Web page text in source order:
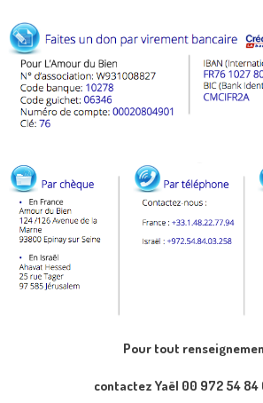
Pour tout
contactez Yaël 00 972 54 84